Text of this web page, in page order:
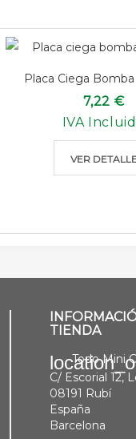
Placa Ciega Bomba
7,22 €
IVA
VER
TIENDA
Todo Mini
C/ Escorial 12,
08191 Rubí
España
Barcelona